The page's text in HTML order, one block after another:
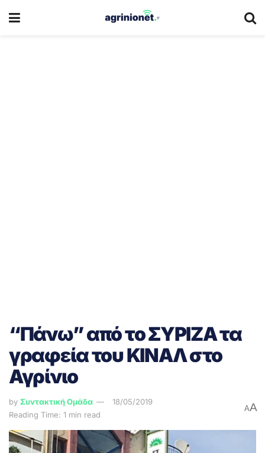
“Πάνω” από το ΣΥΡΙΖΑ τα
γραφεία του ΚΙΝΑΛ στο
Αγρίνιο
by Συντακτική Ομάδα
18/05/2019
Reading Time: 1 min read
AA